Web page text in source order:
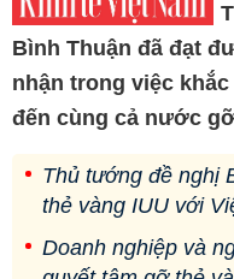
Bình Thuận đã đạt
nhận trong việc
đến cùng cả nước
Thủ tướng đề nghị
thẻ vàng IUU với
Doanh nghiệp và